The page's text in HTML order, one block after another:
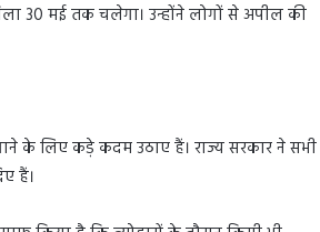
30 मई तक चलेगा। उन्होंने लोगों से अपील की
के लिए कड़े कदम उठाए हैं। राज्य सरकार ने सभी
हैं।